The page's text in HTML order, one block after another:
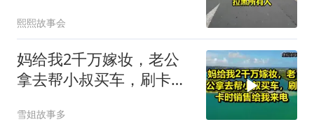
熙熙故事会
妈给我2千万嫁妆，老公
拿去帮小叔买车，刷卡时
雪姐故事多